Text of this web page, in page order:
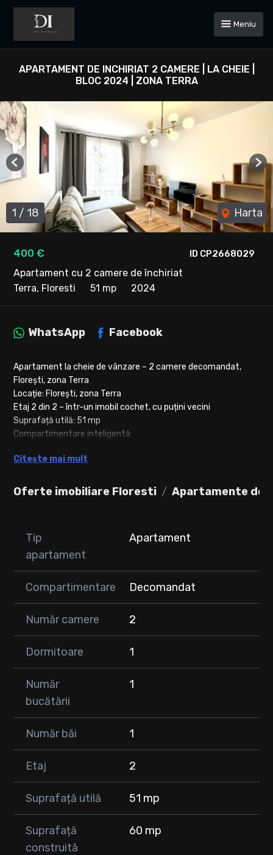
Meniu
APARTAMENT DE INCHIRIAT 2 CAMERE | LA CHEIE |
BLOC 2024 | ZONA TERRA
ID CP2668029
400 €
Apartament cu 2 camere de închiriat
Terra, Floresti
51 mp 2024
1 / 18 Harta
Previous
Oferte imobiliare Floresti Apartamente de
WhatsApp Facebook
Apartament la cheie de vânzare – 2 camere decomandat,
Florești, zona Terra
Locație: Florești, zona Terra
Etaj 2 din 2 – într-un imobil cochet, cu puțini vecini
Suprafață utilă: 51 mp
Compartimentare inteligentă:
Dormitor spațios cu pat matrimonial
Hol cu dressing
Doua balcoane de 4 respectiv 3 mp
parcare exterioară
Apartament la cheie – gata de mutat
Disponibil din 1 iulie
Pentru mai multe detalii și programări la vizionare, sunați la
numărul din anunț.
Citește mai mult
Tip
apartament
Apartament
Compartimentare Decomandat
Număr camere 2
Dormitoare 1
Număr
bucătării
1
Număr băi 1
Etaj 2
Suprafață utilă 51 mp
Suprafață
construită
60 mp